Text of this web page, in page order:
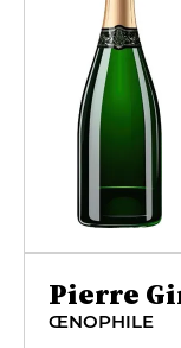
Pierre
ŒNOPHILE